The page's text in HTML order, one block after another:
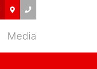
Media